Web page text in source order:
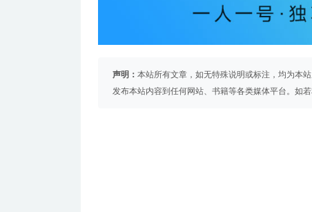
声明： 本站所有文章，如无特殊说明或标注，均为本
发布本站内容到任何网站、书籍等各类媒体平台。如